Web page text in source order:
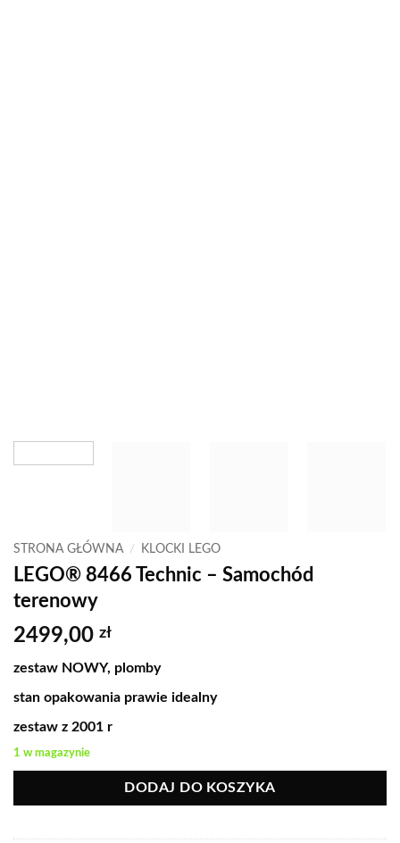
STRONA GŁÓWNA / KLOCKI LEGO
LEGO® 8466 Technic – Samochód
terenowy
2499,00 zł
zestaw NOWY, plomby
stan opakowania prawie idealny
zestaw z 2001 r
1 w magazynie
DODAJ DO KOSZYKA